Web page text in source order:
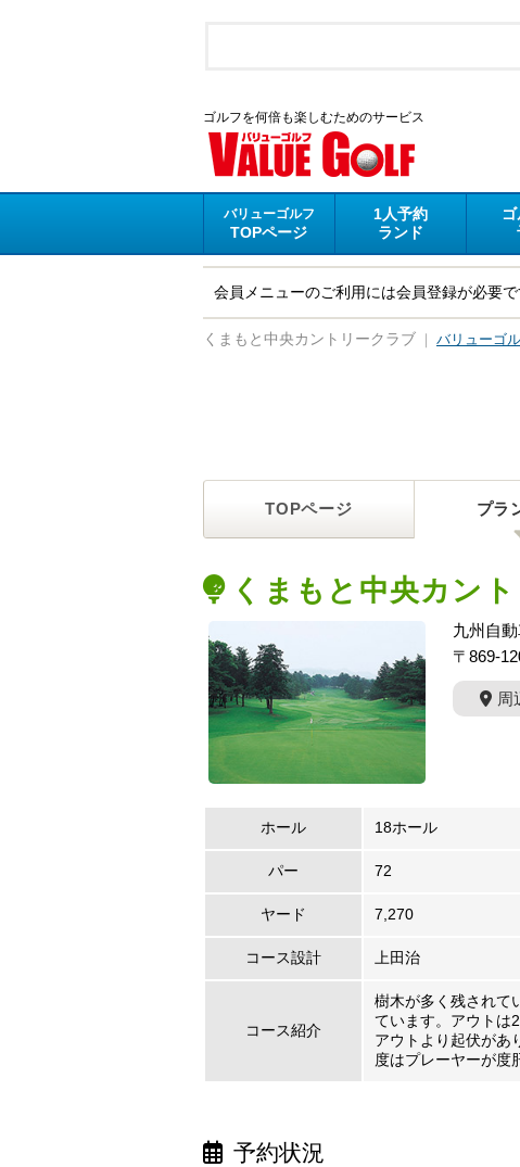
ゴルフを何倍も楽しむためのサービス
バリューゴルフ
TOPページ
1人予約
ランド
会員メニューのご利用には会員登録が必要
くまもと中央カントリークラブ ｜ バリューゴ
TOPページ プラ
くまもと中央カン
九州自
〒869-
周
ホール 18ホール
パー 72
ヤード 7,270
コース設計 上田治
コース紹介
樹木が多く残されて
ています。アウトは
アウトより起伏があ
度はプレーヤーが度
予約状況